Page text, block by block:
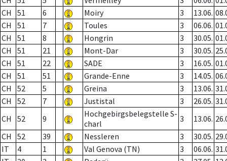
CH
51 6 Moiry 3 13.06.
CH
51 7 Toules 3 06.06.
CH
51 8 Hongrin 3 30.05.
CH
51 21 Mont-Dar 3 30.05.
CH
51 22 SADE 3 16.05.
CH
51 51 Grande-Enne 3 14.05.
CH
52 5 Greina 3 13.06.
CH
52 7 Justistal 3 26.05.
CH
52 9
Hochgebirgsbelegstelle S-
charl
3 13.06.
CH
52 39 Nessleren 3 30.05.
IT
4 1 Val Genova (TN) 3 06.06.